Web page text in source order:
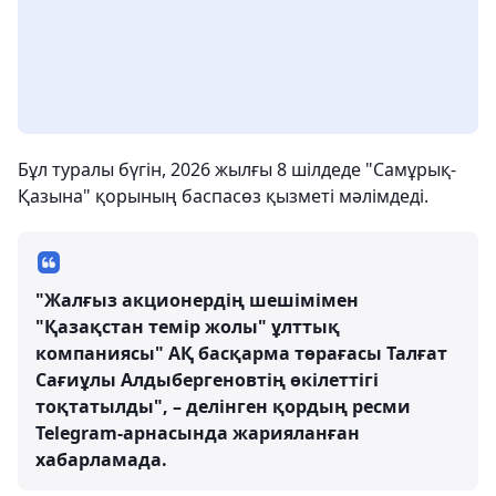
Бұл туралы бүгін, 2026 жылғы 8 шілдеде "Самұрық-
Қазына" қорының баспасөз қызметі мәлімдеді.
"Жалғыз акционердің шешімімен
"Қазақстан темір жолы" ұлттық
компаниясы" АҚ басқарма төрағасы Талғат
Сағиұлы Алдыбергеновтің өкілеттігі
тоқтатылды", – делінген қордың ресми
Telegram-арнасында жарияланған
хабарламада.